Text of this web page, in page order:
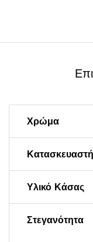
Χρώμα
Υλικό Κάσας
Στεγανότητα